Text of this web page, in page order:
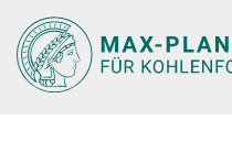
Hauptinhalt